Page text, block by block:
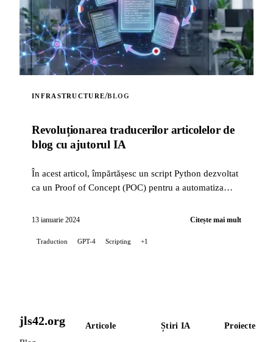
INFRASTRUCTURE/BLOG
Revoluționarea traducerilor articolelor de
blog cu ajutorul IA
În acest articol, împărtășesc un script Python dezvoltat
ca un Proof of Concept (POC) pentru a automatiza
13 ianuarie 2024 Citește mai mult
Traduction GPT-4 Scripting +1
jls42.org Articole Știri IA Proiecte